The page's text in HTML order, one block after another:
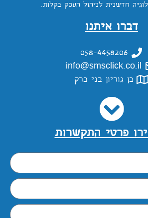
חדשנית לניהול העסק בקלות.
דברו איתנו
058-4458206
info@smsclick.co.il
בן גוריון בני ברק
פרטי התקשרות